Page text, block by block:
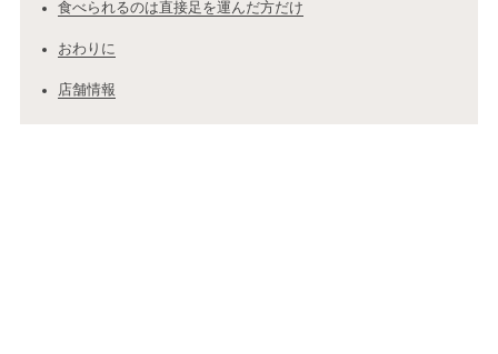
食べられるのは直接足を運んだ方だけ
おわりに
店舗情報